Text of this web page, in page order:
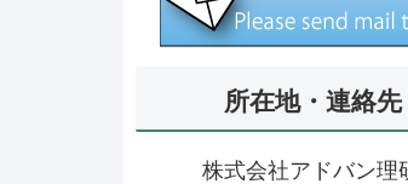
所在地・連絡先
株式会社アドバン理